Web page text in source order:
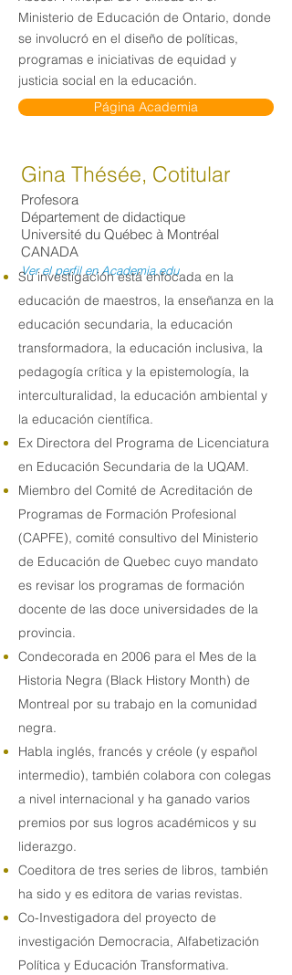
Ministerio de Educación de Ontario, donde
se involucró en el diseño de políticas,
programas e iniciativas de equidad y
justicia social en la educación.
Página Academia
Gina Thésée, Cotitular
Profesora
Département de didactique
Université du Québec à Montréal
CANADA
Ver el perfil en Academia.edu
Su investigación está enfocada en la
educación de maestros, la enseñanza en la
educación secundaria, la educación
transformadora, la educación inclusiva, la
pedagogía crítica y la epistemología, la
interculturalidad, la educación ambiental y
la educación científica.
Ex Directora del Programa de Licenciatura
en Educación Secundaria de la UQAM.
Miembro del Comité de Acreditación de
Programas de Formación Profesional
(CAPFE), comité consultivo del Ministerio
de Educación de Quebec cuyo mandato
es revisar los programas de formación
docente de las doce universidades de la
provincia.
Condecorada en 2006 para el Mes de la
Historia Negra (Black History Month) de
Montreal por su trabajo en la comunidad
negra.
Habla inglés, francés y créole (y español
intermedio), también colabora con colegas
a nivel internacional y ha ganado varios
premios por sus logros académicos y su
liderazgo.
Coeditora de tres series de libros, también
ha sido y es editora de varias revistas.
Co-Investigadora del proyecto de
investigación Democracia, Alfabetización
Política y Educación Transformativa.